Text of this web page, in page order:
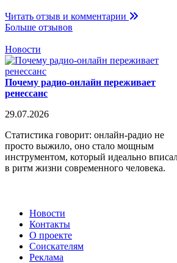
Читать отзыв и комментарии
Больше отзывов
Новости
Почему радио-онлайн переживает
ренессанс
29.07.2026
Статистика говорит: онлайн-радио не
просто выжило, оно стало мощным
инструментом, который идеально
в ритм жизни современного человека.
Новости
Контакты
О проекте
Соискателям
Реклама